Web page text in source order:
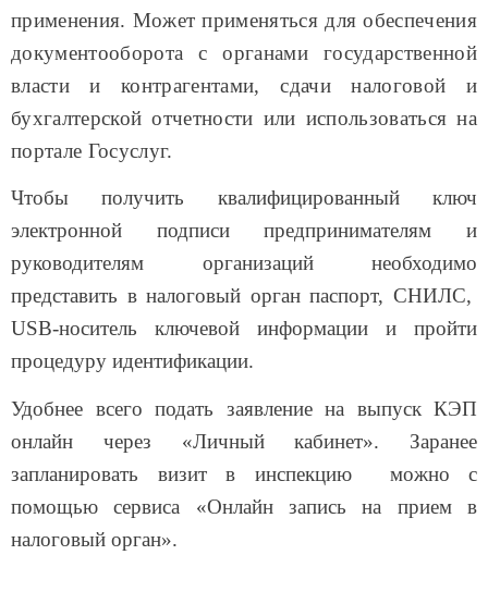
применения. Может применяться для обеспечения
документооборота с органами государственной
власти и контрагентами, сдачи налоговой и
бухгалтерской отчетности или использоваться на
портале Госуслуг.
Чтобы получить квалифицированный ключ
электронной подписи предпринимателям и
руководителям организаций необходимо
представить в налоговый орган паспорт, СНИЛС,
USB-носитель ключевой информации и пройти
процедуру идентификации.
Удобнее всего подать заявление на выпуск КЭП
онлайн через «Личный кабинет». Заранее
запланировать визит в инспекцию можно с
помощью сервиса «Онлайн запись на прием в
налоговый орган».